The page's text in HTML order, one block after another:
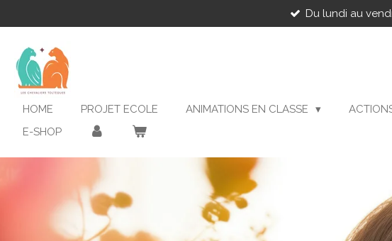
au
contenu
principal
Du lundi au
HOME PROJET ECOLE ANIMATIONS EN CLASSE
E-SHOP